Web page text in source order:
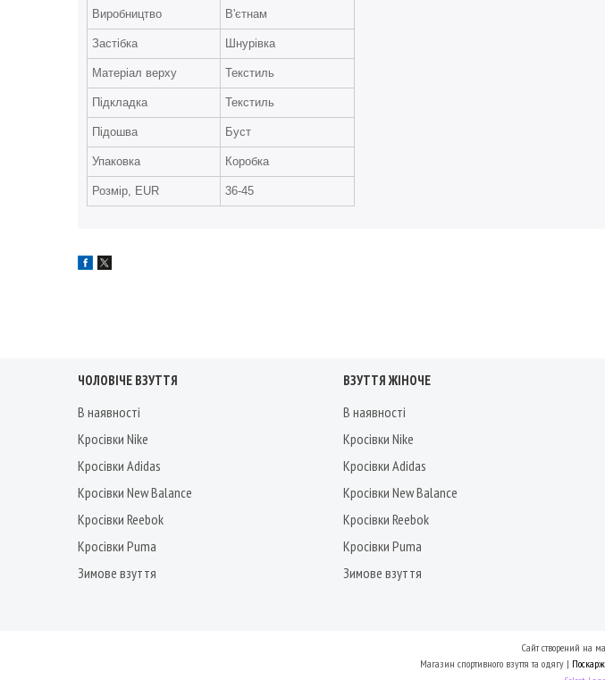
Виробництво В'єтнам
Застібка Шнурівка
Матеріал верху Текстиль
Підкладка Текстиль
Підошва Буст
Упаковка Коробка
Розмір, EUR 36-45
ЧОЛОВІЧЕ ВЗУТТЯ
В наявності
Кросівки Nike
Кросівки Adidas
Кросівки New Balance
Кросівки Reebok
Кросівки Puma
Зимове взуття
ВЗУТТЯ ЖІНОЧЕ
В наявності
Кросівки Nike
Кросівки Adidas
Кросівки New Balance
Кросівки Reebok
Кросівки Puma
Зимове взуття
Сайт створений на
Магазин спортивного взуття та одягу |